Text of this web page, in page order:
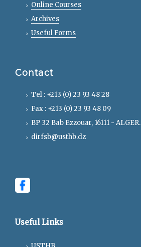
Online Courses
Archives
Useful Forms
Contact
Tel : +213 (0) 23 93 48 28
Fax : +213 (0) 23 93 48 09
BP 32 Bab Ezzouar, 16111 - ALGER.
dirfsb@usthb.dz
Useful Links